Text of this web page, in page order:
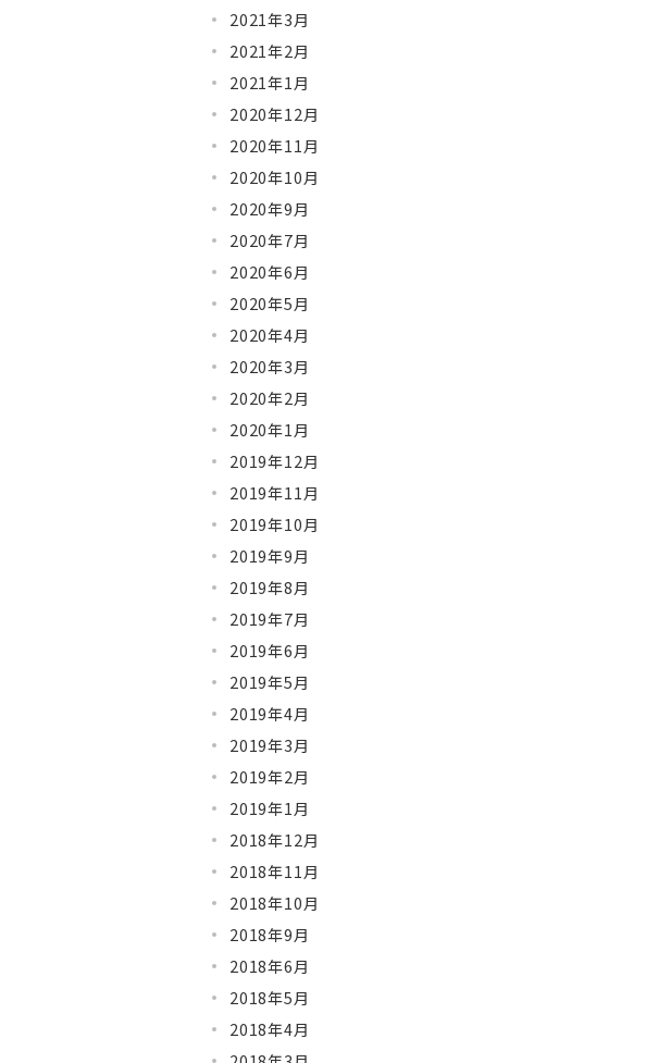
2021年3月
2021年2月
2021年1月
2020年12月
2020年11月
2020年10月
2020年9月
2020年7月
2020年6月
2020年5月
2020年4月
2020年3月
2020年2月
2020年1月
2019年12月
2019年11月
2019年10月
2019年9月
2019年8月
2019年7月
2019年6月
2019年5月
2019年4月
2019年3月
2019年2月
2019年1月
2018年12月
2018年11月
2018年10月
2018年9月
2018年6月
2018年5月
2018年4月